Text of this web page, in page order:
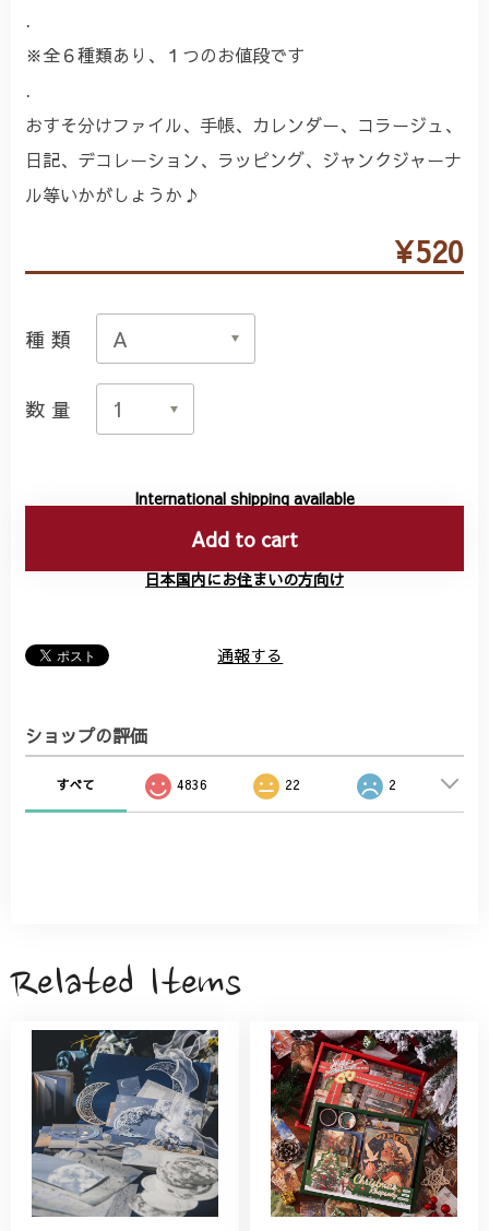
.
※全６種類あり、１つのお値段です
.
おすそ分けファイル、手帳、カレンダー、コラージュ、
日記、デコレーション、ラッピング、ジャンクジャーナ
ル等いかがしょうか♪
¥520
種類
数量
International shipping available
Add to cart
日本国内にお住まいの方向け
通報する
ショップの評価
すべて 4836 22 2
Related Items